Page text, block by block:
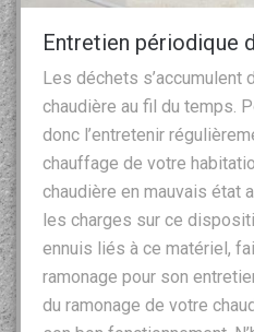
Entretien périodique
Les déchets s’accumulent
chaudière au fil du temps.
donc l’entretenir
chauffage de votre
chaudière en mauvais état
les charges sur ce
ennuis liés à ce matériel,
ramonage pour son
du ramonage de votre